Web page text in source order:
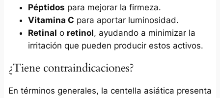
Péptidos para mejorar la firmeza.
Vitamina C para aportar luminosidad.
Retinal o retinol, ayudando a minimizar la
irritación que pueden producir estos activos.
¿Tiene contraindicaciones?
En términos generales, la centella asiática presenta